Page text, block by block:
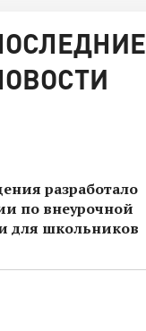
разработало
по внеурочной
для школьников